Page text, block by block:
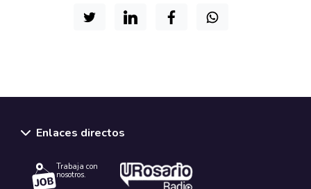
Enlaces directos
Trabaja con
nosotros.